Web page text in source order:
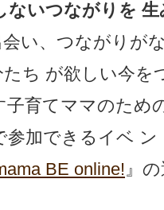
ないつながりを
い、つながりが
ち が欲しい今を
育てママのため
参加できるイベ
BE online! 』